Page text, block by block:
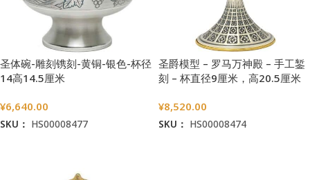
圣体碗-雕刻镌刻-黄铜-银色-杯径
14高14.5厘米
¥6,640.00
SKU： HS00008477
圣爵模型 – 罗马万神殿 – 手工錾
刻 – 杯直径9厘米，高20.5厘米
¥8,520.00
SKU： HS00008474